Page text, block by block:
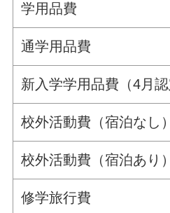
学用品費
通学用品費
新入学学用品費（4月認
校外活動費（宿泊なし）
校外活動費（宿泊あり）
修学旅行費